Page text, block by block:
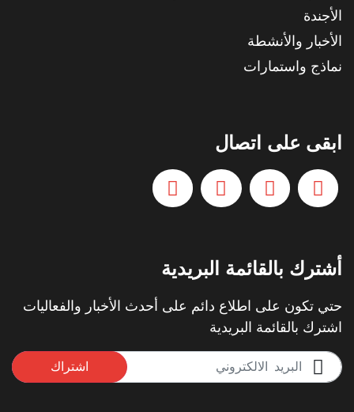
الأجندة
الأخبار والأنشطة
نماذج واستمارات
ابقى على اتصال
أشترك بالقائمة البريدية
حتي تكون على اطلاع دائم على أحدث الأخبار والفعاليات
اشترك بالقائمة البريدية
اشتراك